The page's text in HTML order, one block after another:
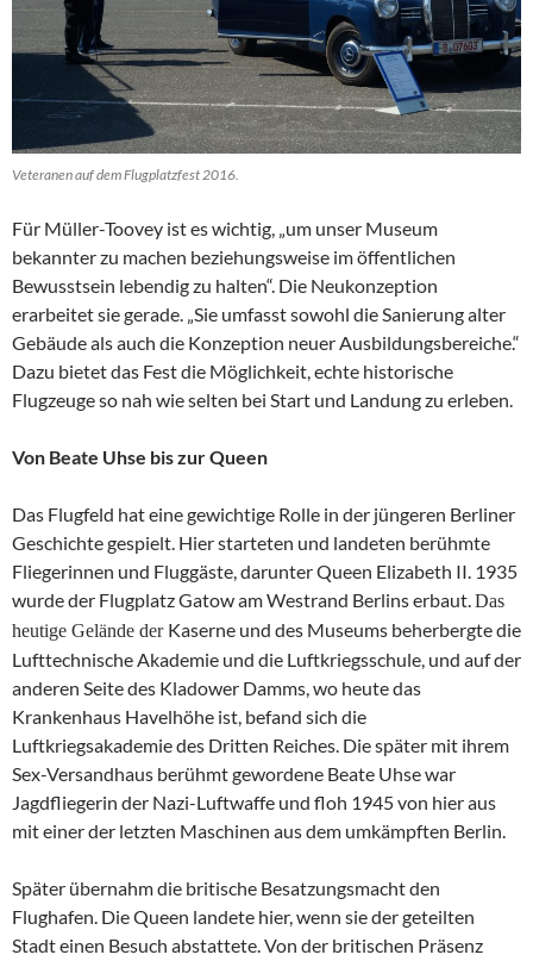
Veteranen auf dem Flugplatzfest 2016.
Für Müller-Toovey ist es wichtig, „um unser Museum
bekannter zu machen beziehungsweise im öffentlichen
Bewusstsein lebendig zu halten“. Die Neukonzeption
erarbeitet sie gerade. „Sie umfasst sowohl die Sanierung alter
Gebäude als auch die Konzeption neuer Ausbildungsbereiche.“
Dazu bietet das Fest die Möglichkeit, echte historische
Flugzeuge so nah wie selten bei Start und Landung zu erleben.
Von Beate Uhse bis zur Queen
Das Flugfeld hat eine gewichtige Rolle in der jüngeren Berliner
Geschichte gespielt. Hier starteten und landeten berühmte
Fliegerinnen und Fluggäste, darunter Queen Elizabeth II. 1935
wurde der Flugplatz Gatow am Westrand Berlins erbaut.Das
heutige Gelände der Kaserne und des Museums beherbergte die
Lufttechnische Akademie und die Luftkriegsschule, und auf der
anderen Seite des Kladower Damms, wo heute das
Krankenhaus Havelhöhe ist, befand sich die
Luftkriegsakademiedes Dritten Reiches. Die später mit ihrem
Sex-Versandhaus berühmt gewordene Beate Uhse war
Jagdfliegerin der Nazi-Luftwaffe und floh 1945 von hier aus
mit einer der letzten Maschinen aus dem umkämpften Berlin.
Später übernahm die britische Besatzungsmacht den
Flughafen. Die Queen landete hier, wenn sie der geteilten
Stadt einen Besuch abstattete. Von der britischen Präsenz